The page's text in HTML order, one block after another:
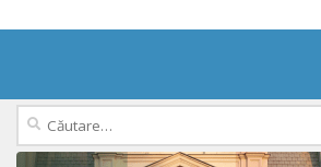
Caută
după: